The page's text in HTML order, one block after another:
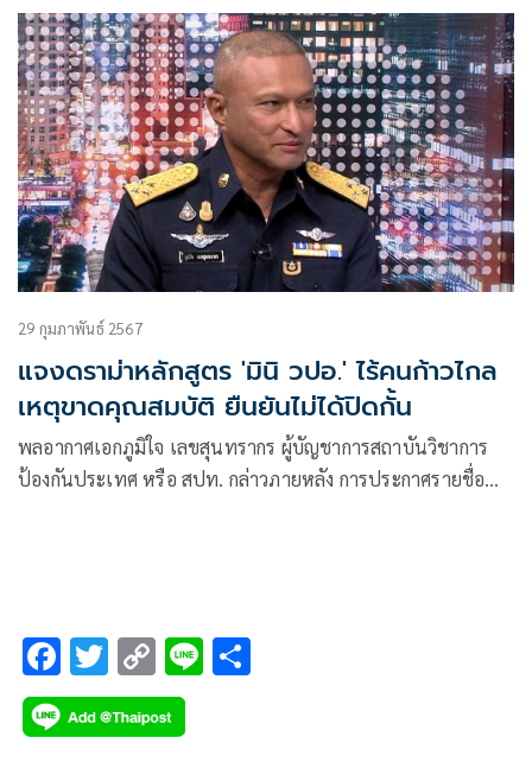
29 กุมภาพันธ์ 2567
แจงดราม่าหลักสูตร 'มินิ วปอ.' ไร้คนก้าวไกล
เหตุขาดคุณสมบัติ ยืนยันไม่ได้ปิดกั้น
พลอากาศเอกภูมิใจ เลขสุนทรากร ผู้บัญชาการสถาบันวิชาการ
ป้องกันประเทศ หรือ สปท. กล่าวภายหลัง การประกาศรายชื่อ
F
ac
e
T
wi
tt
C
o
p
Li